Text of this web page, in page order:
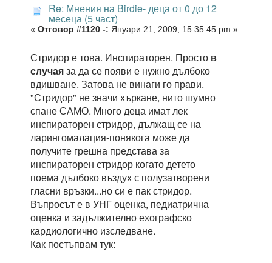
Re: Мнения на Birdie- деца от 0 до 12
месеца (5 част)
« Отговор #1120 -: Януари 21, 2009, 15:35:45 pm »
Стридор е това. Инспираторен. Просто в
случаяза да се появи е нужно дълбоко
вдишване. Затова не винаги го прави.
"Стридор" не значи хъркане, нито шумно
спане САМО. Много деца имат лек
инспираторен стридор, дължащ се на
ларингомалация-понякога може да
получите грешна представа за
инспираторен стридор когато детето
поема дълбоко въздух с полузатворени
гласни връзки...но си е пак стридор.
Въпросът е в УНГ оценка, педиатрична
оценка и задължително ехографско
кардиологично изследване.
Как постъпвам тук: